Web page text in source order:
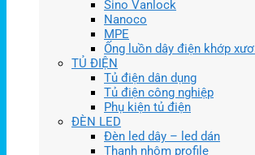
Sino Vanlock
Nanoco
MPE
Ống luồn dây điện khớp
TỦ ĐIỆN
Tủ điện dân dụng
Tủ điện công nghiệp
Phụ kiện tủ điện
ĐÈN LED
Đèn led dây – led dán
Thanh nhôm profile